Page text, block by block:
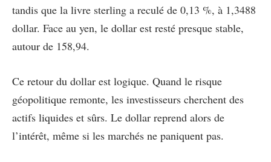
tandis que la livre sterling a reculé de 0,13 %, à 1,3488
dollar. Face au yen, le dollar est resté presque stable,
autour de 158,94.
Ce retour du dollar est logique. Quand le risque
géopolitique remonte, les investisseurs cherchent des
actifs liquides et sûrs. Le dollar reprend alors de
l’intérêt, même si les marchés ne paniquent pas.